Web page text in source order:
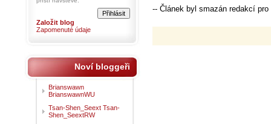
-- Článek byl smazán redakcí
Založit blog
Zapomenuté údaje
Noví bloggeři
Brianswawn
BrianswawnWU
Tsan-Shen_Seext Tsan-
Shen_SeextRW